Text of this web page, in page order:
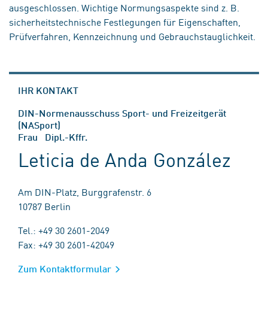
ausgeschlossen. Wichtige Normungsaspekte sind z. B.
sicherheitstechnische Festlegungen für Eigenschaften,
Prüfverfahren, Kennzeichnung und Gebrauchstauglichkeit.
IHR KONTAKT
DIN-Normenausschuss Sport- und Freizeitgerät
(NASport)
Frau Dipl.-Kffr.
Leticia de Anda González
Am DIN-Platz, Burggrafenstr. 6
10787 Berlin
Tel.: +49 30 2601-2049
Fax: +49 30 2601-42049
Zum Kontaktformular